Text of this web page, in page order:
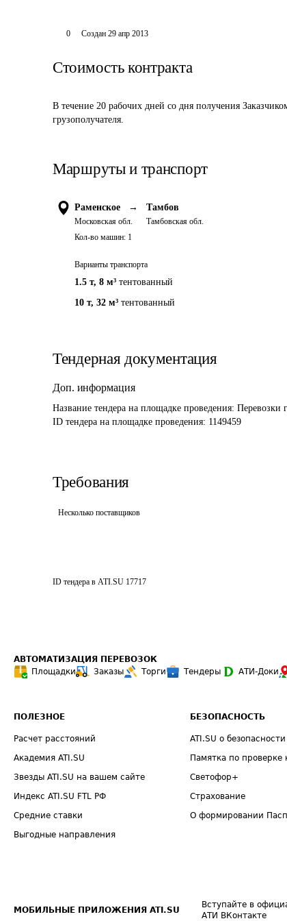
0 Создан 29 апр 2013
Стоимость контракта
В течение 20 рабочих дней со дня получения
грузополучателя.
Маршруты и транспорт
Раменское →
Московская обл.
Тамбов
Тамбовская обл.
Кол-во машин: 1
Варианты транспорта
1.5 т, 8 м³ тентованный
10 т, 32 м³ тентованный
Тендерная документация
Доп. информация
Название тендера на площадке проведения: Перевозки
ID тендера на площадке проведения: 1149459
Требования
Несколько поставщиков
ID тендера в ATI.SU 17717
АВТОМАТИЗАЦИЯ ПЕРЕВОЗОК
Площадки
Заказы Торги Тендеры АТИ-Доки
ПОЛЕЗНОЕ
Расчет расстояний
Академия ATI.SU
Звезды ATI.SU на вашем сайте
Индекс ATI.SU FTL РФ
Средние ставки
Выгодные направления
БЕЗОПАСНОСТЬ
ATI.SU о безопасности
Памятка по проверке
Светофор+
Страхование
О формировании
МОБИЛЬНЫЕ ПРИЛОЖЕНИЯ ATI.SU
Вступайте в
АТИ ВКонтакте